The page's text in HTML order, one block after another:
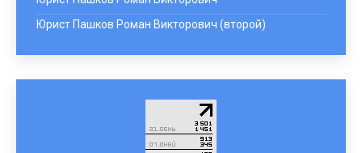
Юрист Пашков Роман Викторович (второй)